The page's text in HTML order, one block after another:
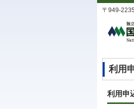
〒949-
利用
利用申